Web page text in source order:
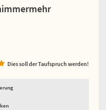
Dies soll der Taufspruch werden!